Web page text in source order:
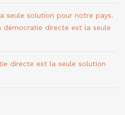
seule solution pour notre pays.
démocratie directe est la seule
directe est la seule solution